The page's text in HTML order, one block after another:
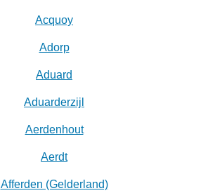
Acquoy
Adorp
Aduard
Aduarderzijl
Aerdenhout
Aerdt
Afferden (Gelderland)